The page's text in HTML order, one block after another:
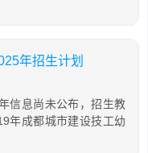
年招生计划
信息尚未公布，招生教
年成都城市建设技工幼